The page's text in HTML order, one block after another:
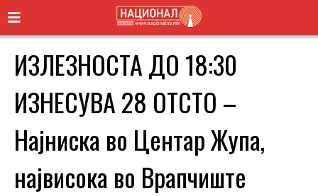
ИЗЛЕЗНОСТА ДО 18:30
ИЗНЕСУВА 28 ОТСТО –
Најниска во Центар Жупа,
највисока во Врапчиште